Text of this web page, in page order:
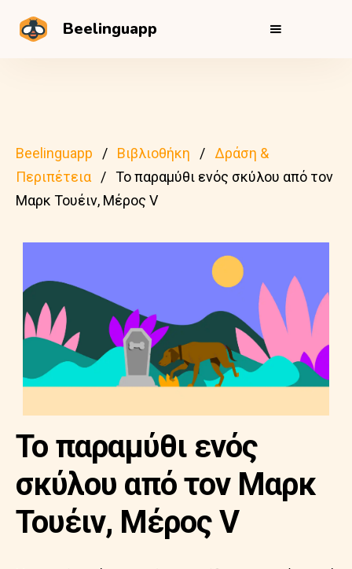
Beelinguapp
Beelinguapp Βιβλιοθήκη
Δράση &
Περιπέτεια
Το παραμύθι ενός σκύλου από τον
Μαρκ Τουέιν, Μέρος V
Το παραμύθι ενός
σκύλου από τον Μαρκ
Τουέιν, Μέρος V